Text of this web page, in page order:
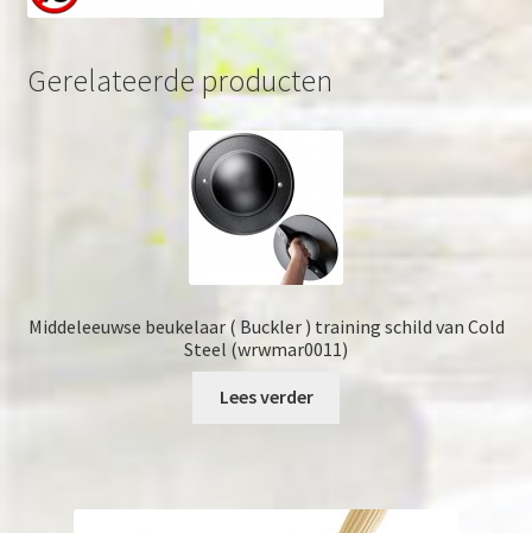
Gerelateerde producten
Middeleeuwse beukelaar ( Buckler ) training schild van Cold
Steel (wrwmar0011)
Lees verder